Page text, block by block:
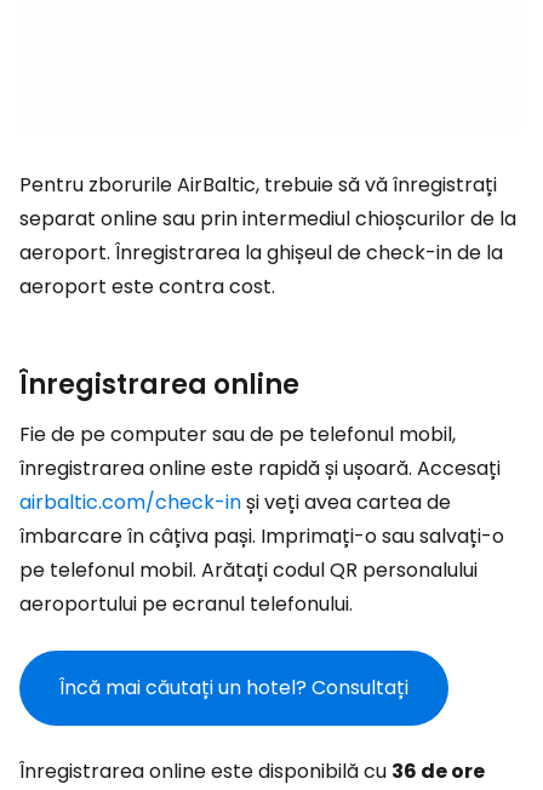
Pentru zborurile AirBaltic, trebuie să vă înregistrați
separat online sau prin intermediul chioșcurilor de la
aeroport. Înregistrarea la ghișeul de check-in de la
aeroport este contra cost.
Înregistrarea online
Fie de pe computer sau de pe telefonul mobil,
înregistrarea online este rapidă și ușoară. Accesați
airbaltic.com/check-inși veți avea cartea de
îmbarcare în câțiva pași. Imprimați-o sau salvați-o
pe telefonul mobil. Arătați codul QR personalului
aeroportului pe ecranul telefonului.
Încă mai căutați un hotel? Consultați
Înregistrarea online este disponibilă cu 36 de ore